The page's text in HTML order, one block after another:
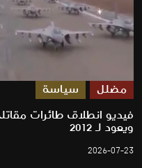
مضلل سياسة
فيديو انطلاق طائرات
ويعود لـ 2012
2026-07-23